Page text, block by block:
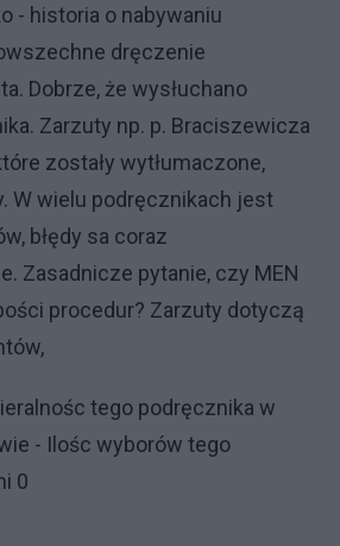
- historia o nabywaniu
dręczenie
Dobrze, że wysłuchano
Zarzuty np. p. Braciszewicza
zostały wytłumaczone,
W wielu podręcznikach jest
błędy sa coraz
Zasadnicze pytanie, czy MEN
procedur? Zarzuty dotyczą
tego podręcznika w
- Ilośc wyborów tego
0